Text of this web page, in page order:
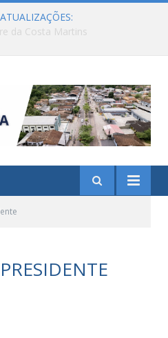
da Costa Martins